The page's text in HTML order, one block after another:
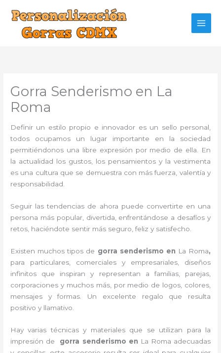
contenido
Gorra Senderismo en La
Roma
Definir un estilo propio e innovador es un sello personal,
todos ocupamos un lugar importante en la sociedad
permitiéndonos una libre expresión por medio de ella. En
la actualidad los gustos, los pensamientos y la vestimenta
es una cultura que se demuestra con más fuerza, valentía y
responsabilidad.
Seguir las tendencias de ahora puede convertirte en una
persona más popular, divertida, enfrentándose a desafíos y
retos, haciéndote sentir más seguro, feliz y satisfecho.
Existen muchos tipos de gorra senderismo en La Roma,
para particulares, comerciales y empresariales, diseños
infinitos que inspiran y representan a familias, parejas,
corporaciones y muchos más, por medio de logos, colores,
mensajes y formas. Un excelente regalo que resulta
positivo y llamativo.
Hay varias técnicas y materiales que se utilizan para la
impresión de gorra senderismo en La Roma adecuadas